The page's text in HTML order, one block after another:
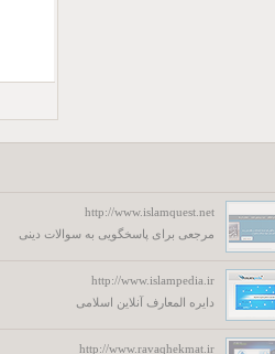
http://www.islamquest.net
مرجعی برای پاسخگویی به سوالات دینی
http://www.islampedia.ir
دایره المعارف آنلاین اسلامی
http://www.ravaqhekmat.ir